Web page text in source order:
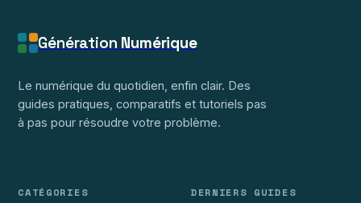
Génération Numérique
Le numérique du quotidien, enfin clair. Des
guides pratiques, comparatifs et tutoriels pas
à pas pour résoudre votre problème.
CATÉGORIES DERNIERS GUIDES